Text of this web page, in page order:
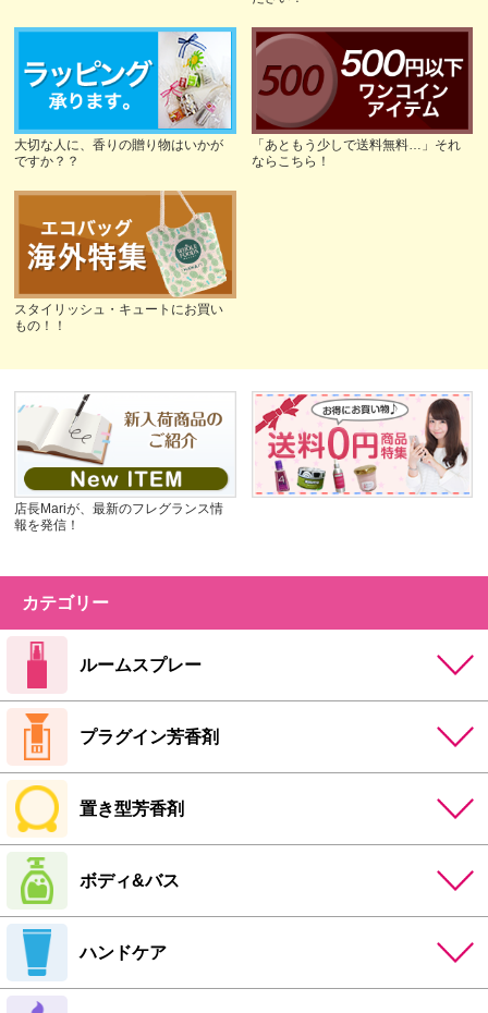
大切な人に、香りの贈り物はいかが
ですか？？
「あともう少しで送料無料…」それ
ならこちら！
スタイリッシュ・キュートにお買い
もの！！
店長Mariが、最新のフレグランス情
報を発信！
カテゴリー
ルームスプレー
プラグイン芳香剤
置き型芳香剤
ボディ&バス
ハンドケア